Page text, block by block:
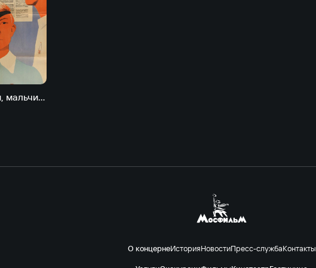
До свидания, мальчики
О концернеИсторияНовостиПресс-службаКонтакты